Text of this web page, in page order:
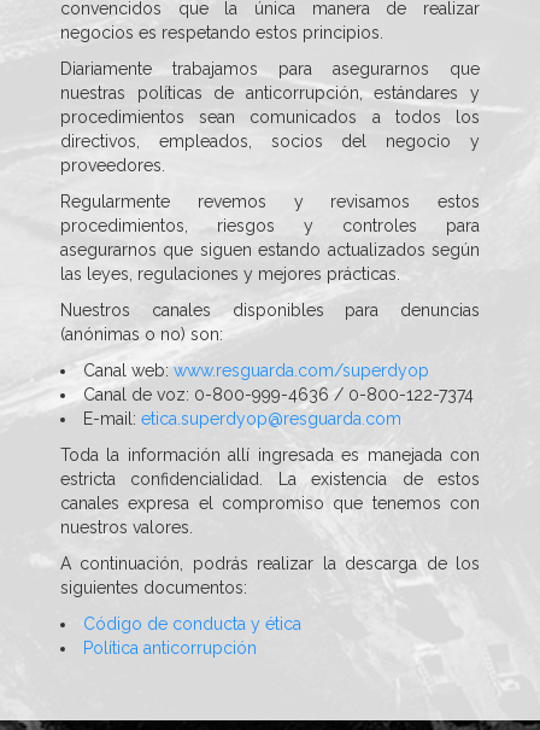
convencidos que la única manera de realizar
negocios es respetando estos principios.
Diariamente trabajamos para asegurarnos que
nuestras políticas de anticorrupción, estándares y
procedimientos sean comunicados a todos los
directivos, empleados, socios del negocio y
proveedores.
Regularmente revemos y revisamos estos
procedimientos, riesgos y controles para
asegurarnos que siguen estando actualizados según
las leyes, regulaciones y mejores prácticas.
Nuestros canales disponibles para denuncias
(anónimas o no) son:
Canal web:www.resguarda.com/superdyop
Canal de voz: 0-800-999-4636 / 0-800-122-7374
E-mail: etica.superdyop@resguarda.com
Toda la información allí ingresada es manejada con
estricta confidencialidad. La existencia de estos
canales expresa el compromiso que tenemos con
nuestros valores.
A continuación, podrás realizar la descarga de los
siguientes documentos:
Código de conducta y ética
Política anticorrupción